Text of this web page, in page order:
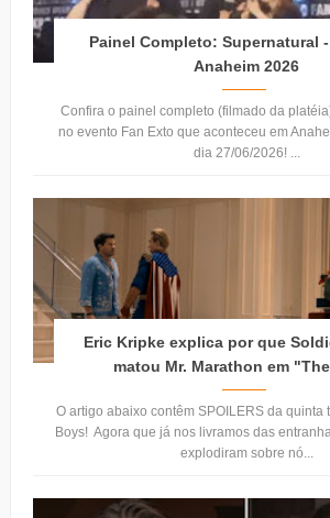
Painel Completo: Supernatural
Anaheim 2026
Confira o painel completo (filmado da
no evento Fan Exto que aconteceu em
dia 27/06/2026! ...
Eric Kripke explica por que
matou Mr. Marathon em
O artigo abaixo contêm SPOILERS da quinta
Boys! Agora que já nos livramos das
explodiram sobre nó...